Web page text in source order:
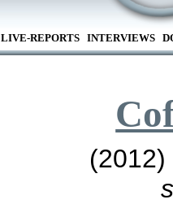
LIVE-REPORTS INTERVIEWS